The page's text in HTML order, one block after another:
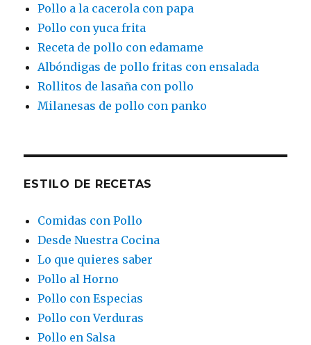
Pollo a la cacerola con papa
Pollo con yuca frita
Receta de pollo con edamame
Albóndigas de pollo fritas con ensalada
Rollitos de lasaña con pollo
Milanesas de pollo con panko
ESTILO DE RECETAS
Comidas con Pollo
Desde Nuestra Cocina
Lo que quieres saber
Pollo al Horno
Pollo con Especias
Pollo con Verduras
Pollo en Salsa